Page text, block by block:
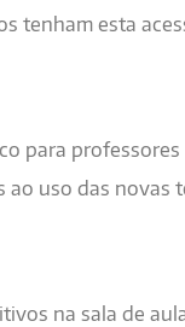
tenham esta
para
uso das novas
na sala de